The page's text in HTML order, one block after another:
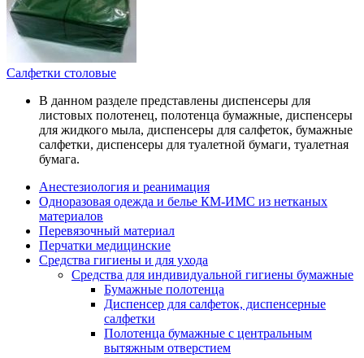
Салфетки столовые
В данном разделе представлены диспенсеры для
листовых полотенец, полотенца бумажные, диспенсеры
для жидкого мыла, диспенсеры для салфеток, бумажные
салфетки, диспенсеры для туалетной бумаги, туалетная
бумага.
Анестезиология и реанимация
Одноразовая одежда и белье КМ-ИМС из нетканых
материалов
Перевязочный материал
Перчатки медицинские
Средства гигиены и для ухода
Средства для индивидуальной гигиены бумажные
Бумажные полотенца
Диспенсер для салфеток, диспенсерные
салфетки
Полотенца бумажные с центральным
вытяжным отверстием